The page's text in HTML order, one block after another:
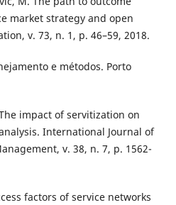
market strategy and open
v. 73, n. 1, p. 46–59, 2018.
e métodos. Porto
impact of servitization on
International Journal of
v. 38, n. 7, p. 1562-
factors of service networks